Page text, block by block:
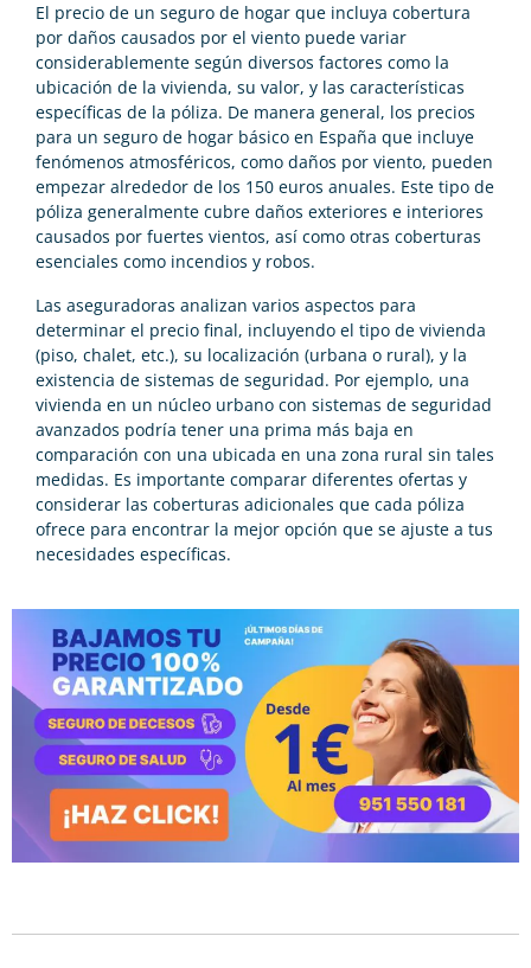
El precio de un seguro de hogar que incluya cobertura
por daños causados por el viento puede variar
considerablemente según diversos factores como la
ubicación de la vivienda, su valor, y las características
específicas de la póliza. De manera general, los precios
para un seguro de hogar básico en España que incluye
fenómenos atmosféricos, como daños por viento, pueden
empezar alrededor de los 150 euros anuales. Este tipo de
póliza generalmente cubre daños exteriores e interiores
causados por fuertes vientos, así como otras coberturas
esenciales como incendios y robos.
Las aseguradoras analizan varios aspectos para
determinar el precio final, incluyendo el tipo de vivienda
(piso, chalet, etc.), su localización (urbana o rural), y la
existencia de sistemas de seguridad. Por ejemplo, una
vivienda en un núcleo urbano con sistemas de seguridad
avanzados podría tener una prima más baja en
comparación con una ubicada en una zona rural sin tales
medidas. Es importante comparar diferentes ofertas y
considerar las coberturas adicionales que cada póliza
ofrece para encontrar la mejor opción que se ajuste a tus
necesidades específicas.